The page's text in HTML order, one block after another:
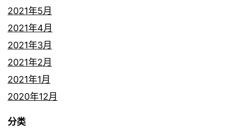
2021年5月
2021年4月
2021年3月
2021年2月
2021年1月
2020年12月
分类